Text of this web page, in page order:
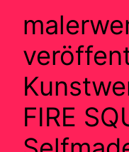
FIRE